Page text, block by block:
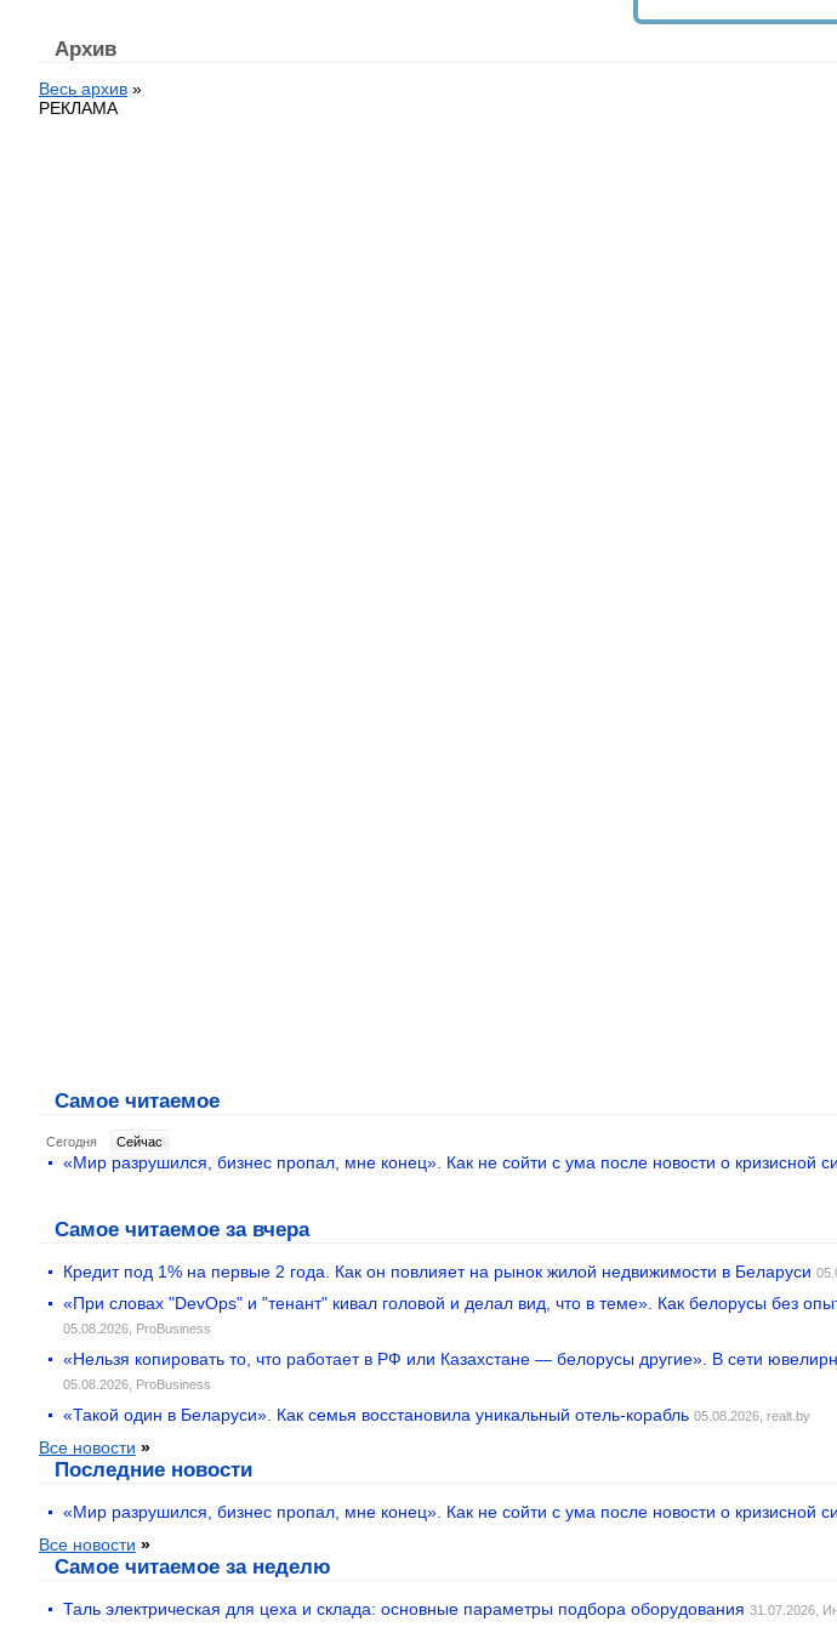
Архив
Весь архив »
РЕКЛАМА
Самое читаемое
Сегодня Cейчас
«Мир разрушился, бизнес пропал, мне конец». Как не сойти с ума после новости о кризисной
Самое читаемое за вчера
Кредит под 1% на первые 2 года. Как он повлияет на рынок жилой недвижимости в Беларуси
«При словах "DevOps" и "тенант" кивал головой и делал вид, что в теме». Как белорусы без
05.08.2026, ProBusiness
«Нельзя копировать то, что работает в РФ или Казахстане — белорусы другие». В сети
05.08.2026, ProBusiness
«Такой один в Беларуси». Как семья восстановила уникальный отель-корабль 05.08.2026, realt.by
Все новости »
Последние новости
«Мир разрушился, бизнес пропал, мне конец». Как не сойти с ума после новости о кризисной
Все новости »
Самое читаемое за неделю
Таль электрическая для цеха и склада: основные параметры подбора оборудования 31.07.2026,